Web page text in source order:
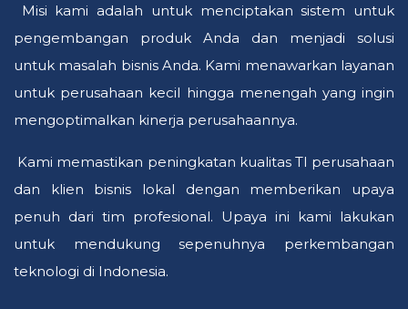
Misi kami adalah untuk menciptakan sistem untuk
pengembangan produk Anda dan menjadi solusi
untuk masalah bisnis Anda. Kami menawarkan layanan
untuk perusahaan kecil hingga menengah yang ingin
mengoptimalkan kinerja perusahaannya.
Kami memastikan peningkatan kualitas TI perusahaan
dan klien bisnis lokal dengan memberikan upaya
penuh dari tim profesional. Upaya ini kami lakukan
untuk mendukung sepenuhnya perkembangan
teknologi di Indonesia.